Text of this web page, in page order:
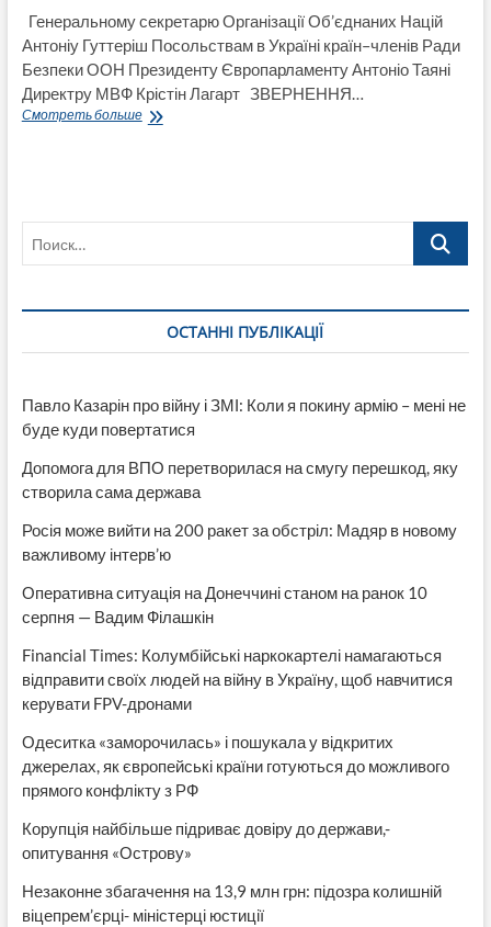
Генеральному секретарю Організації Об’єднаних Націй
Антоніу Гуттеріш Посольствам в Україні країн–членів Ради
Безпеки ООН Президенту Європарламенту Антоніо Таяні
Директру МВФ Крістін Лагарт ЗВЕРНЕННЯ…
Смотреть большеЗвернення
Поиск…
ОСТАННІ ПУБЛІКАЦІЇ
Павло Казарін про війну і ЗМІ: Коли я покину армію – мені не
буде куди повертатися
Допомога для ВПО перетворилася на смугу перешкод, яку
створила сама держава
Росія може вийти на 200 ракет за обстріл: Мадяр в новому
важливому інтерв’ю
Оперативна ситуація на Донеччині станом на ранок 10
серпня — Вадим Філашкін
Financial Times: Колумбійські наркокартелі намагаються
відправити своїх людей на війну в Україну, щоб навчитися
керувати FPV-дронами
Одеситка «заморочилась» і пошукала у відкритих
джерелах, як європейські країни готуються до можливого
прямого конфлікту з РФ
Корупція найбільше підриває довіру до держави,-
опитування «Острову»
Незаконне збагачення на 13,9 млн грн: підозра колишній
віцепрем’єрці- міністерці юстиції